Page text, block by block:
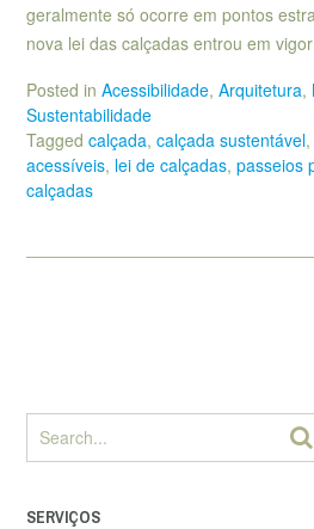
geralmente só ocorre em pontos
nova lei das calçadas entrou em
Posted in Acessibilidade, Arquitetura,
Sustentabilidade
Tagged calçada, calçada sustentável,
acessíveis, lei de calçadas, passeios
calçadas
SERVIÇOS